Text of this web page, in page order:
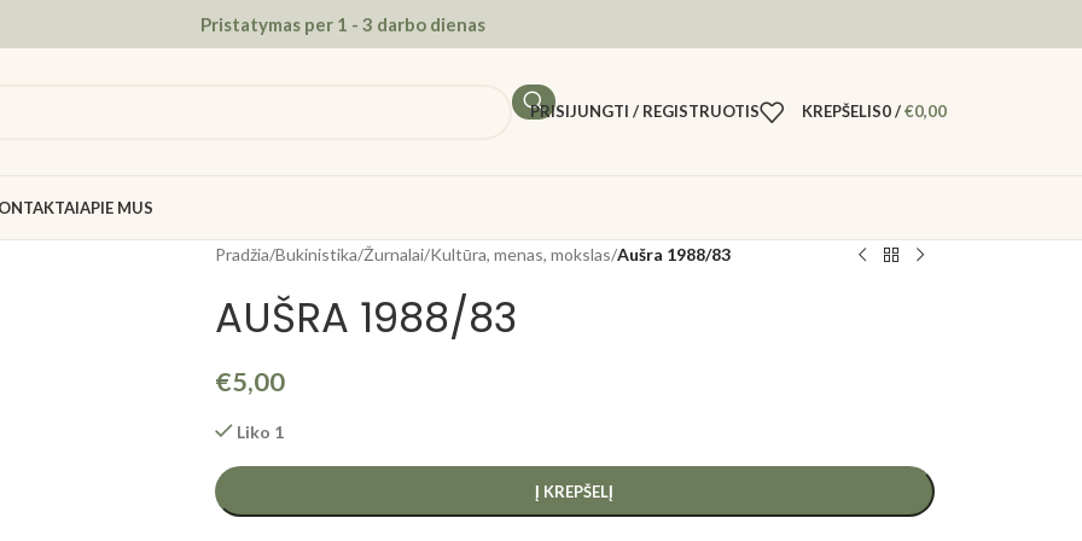
Pristatymas per 1 - 3 darbo dienas
PRISIJUNGTI / REGISTRUOTIS KREPŠELIS0/€0,00
APIE MUS
Pradžia/Bukinistika/Žurnalai/Kultūra, menas, mokslas/Aušra 1988/83
AUŠRA 1988/83
€5,00
Liko 1
Į KREPŠELĮ